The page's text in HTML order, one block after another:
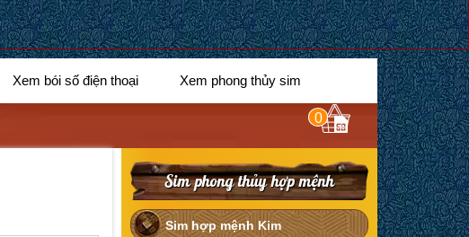
Xem bói số điện thoại Xem phong thủy sim
0
Sim phong thủy hợp mệnh
Sim hợp mệnh Kim